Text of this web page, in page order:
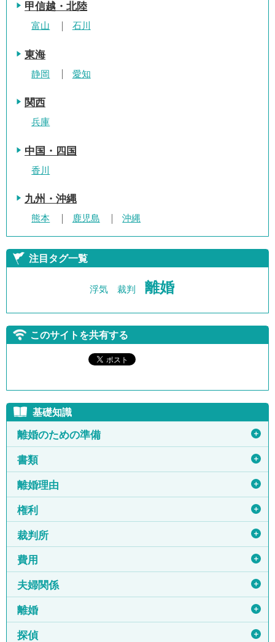
甲信越・北陸
富山 石川
東海
静岡 愛知
関西
兵庫
中国・四国
香川
九州・沖縄
熊本 鹿児島 沖縄
注目タグ一覧
浮気 裁判 離婚
このサイトを共有する
基礎知識
離婚のための準備 ＋
書類 ＋
離婚理由 ＋
権利 ＋
裁判所 ＋
費用 ＋
夫婦関係 ＋
離婚 ＋
探偵 ＋